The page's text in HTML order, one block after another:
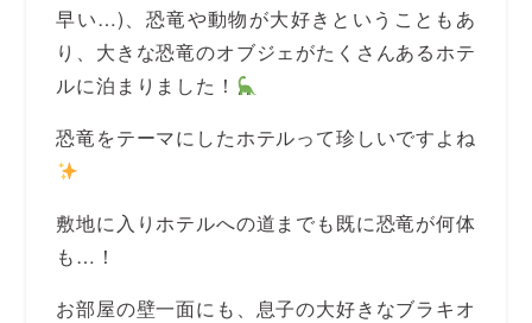
早い…)、恐竜や動物が大好きということもあ
り、大きな恐竜のオブジェがたくさんあるホテ
ルに泊まりました！
恐竜をテーマにしたホテルって珍しいですよね
敷地に入りホテルへの道までも既に恐竜が何体
も…！
お部屋の壁一面にも、息子の大好きなブラキオ